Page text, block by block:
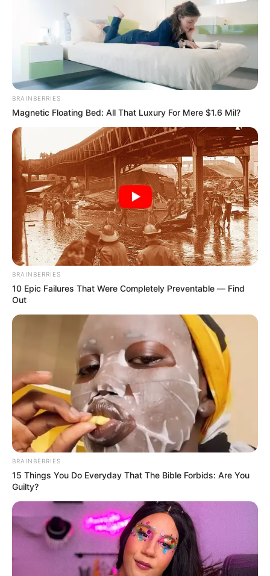
ALERTA PAISA
James Rodríguez se aleja
de Sao Paulo y tendría
acuerdo con su nuevo
ALERTA PAISA
Capitán del São Paulo dio
detalles de la 'pataleta'
que hizo James Rodríguez
JAMES RODRÍGUEZ
James Rodríguez llevó la
Sao Paulo: fue el mejor
CARGAR MÁS
TEMAS DESTACADOS
EMERGENCIAS POR LLUVIAS
FUERTES LLUVIAS
VIA AL LLANO
LIGA BETPLAY
CORTES DE LUZ
CORTES DE AGUA
FENÓMENO DEL NIÑO
BRAINBERRIES
Magnetic Floating Bed: All That Luxury For Mere $1.6 Mil?
BRAINBERRIES
10 Epic Failures That Were Completely Preventable — Find
Out
BRAINBERRIES
15 Things You Do Everyday That The Bible Forbids: Are You
Guilty?